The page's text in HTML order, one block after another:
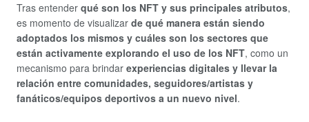
Tras entender qué son los NFT y sus principales atributos,
es momento de visualizar de qué manera están siendo
adoptados los mismos y cuáles son los sectores que
están activamente explorando el uso de los NFT, como un
mecanismo para brindar experiencias digitales y llevar la
relación entre comunidades, seguidores/artistas y
fanáticos/equipos deportivos a un nuevo nivel.